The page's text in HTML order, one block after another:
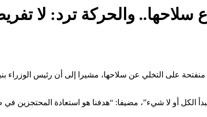
والحركة ترد: لا
على التخلي عن سلاحها، مشيرا إلى أن رئيس الوزراء
الكل أو لا شيء”، مضيفا: “هدفنا هو استعادة المحتجزين